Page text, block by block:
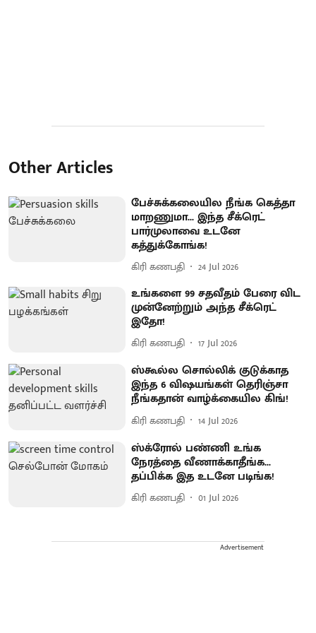
Other Articles
பேச்சுக்கலையில நீங்க கெத்தா
மாறணுமா... இந்த சீக்ரெட்
பார்முலாவை உடனே
கத்துக்கோங்க!
கிரி கணபதி 24 Jul 2026
உங்களை 99 சதவீதம் பேரை விட
முன்னேற்றும் அந்த சீக்ரெட்
இதோ!
கிரி கணபதி 17 Jul 2026
ஸ்கூல்ல சொல்லிக் குடுக்காத
இந்த 6 விஷயங்கள் தெரிஞ்சா
நீங்கதான் வாழ்க்கையில கிங்!
கிரி கணபதி 14 Jul 2026
ஸ்க்ரோல் பண்ணி உங்க
நேரத்தை வீணாக்காதீங்க...
தப்பிக்க இத உடனே படிங்க!
கிரி கணபதி 01 Jul 2026
Advertisement